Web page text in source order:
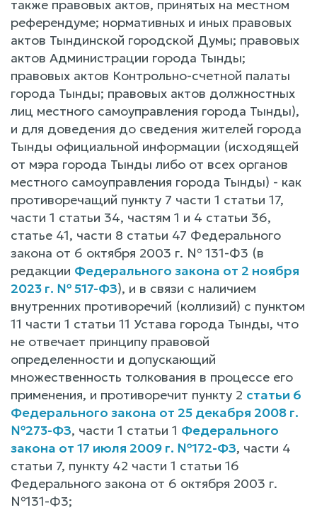
также правовых актов, принятых на местном
референдуме; нормативных и иных правовых
актов Тындинской городской Думы; правовых
актов Администрации города Тынды;
правовых актов Контрольно-счетной палаты
города Тынды; правовых актов должностных
лиц местного самоуправления города Тынды),
и для доведения до сведения жителей города
Тынды официальной информации (исходящей
от мэра города Тынды либо от всех органов
местного самоуправления города Тынды) - как
противоречащий пункту 7 части 1 статьи 17,
части 1 статьи 34, частям 1 и 4 статьи 36,
статье 41, части 8 статьи 47 Федерального
закона от 6 октября 2003 г. № 131-Ф3 (в
редакции Федерального закона от 2 ноября
2023 г. № 517-ФЗ), и в связи с наличием
внутренних противоречий (коллизий) с пунктом
11 части 1 статьи 11 Устава города Тынды, что
не отвечает принципу правовой
определенности и допускающий
множественность толкования в процессе его
применения, и противоречит пункту 2 статьи 6
Федерального закона от 25 декабря 2008 г.
№273-ФЗ, части 1 статьи 1 Федерального
закона от 17 июля 2009 г. №172-ФЗ, части 4
статьи 7, пункту 42 части 1 статьи 16
Федерального закона от 6 октября 2003 г.
№131-Ф3;